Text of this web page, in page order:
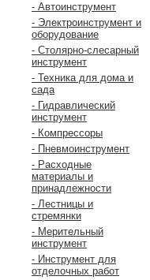
- Автоинструмент
- Электроинструмент и
оборудование
- Столярно-слесарный
инструмент
- Техника для дома и
сада
- Гидравлический
инструмент
- Компрессоры
- Пневмоинструмент
- Расходные
материалы и
принадлежности
- Лестницы и
стремянки
- Мерительный
инструмент
- Инструмент для
отделочных работ